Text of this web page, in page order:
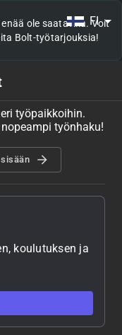
FI
ole saatavilla. Voit
Bolt-työtarjouksia!
työpaikkoihin.
työnhaku!
koulutuksen ja